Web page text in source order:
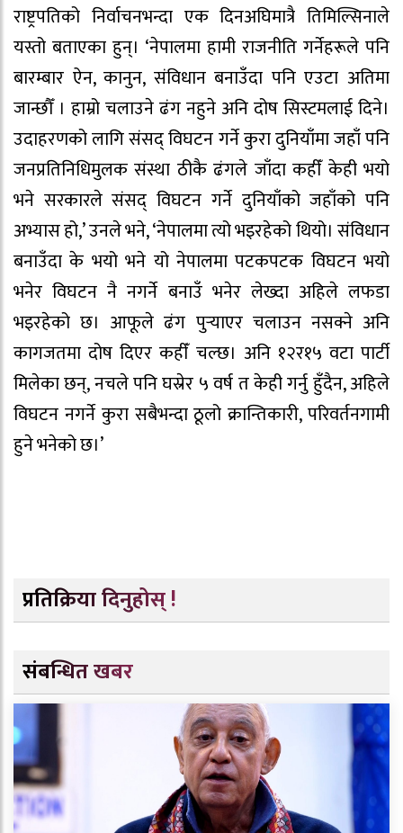
राष्ट्रपतिको निर्वाचनभन्दा एक दिनअघिमात्रै तिमिल्सिनाले
यस्तो बताएका हुन्। ‘नेपालमा हामी राजनीति गर्नेहरूले पनि
बारम्बार ऐन, कानुन, संविधान बनाउँदा पनि एउटा अतिमा
जान्छौँ । हाम्रो चलाउने ढंग नहुने अनि दोष सिस्टमलाई दिने।
उदाहरणको लागि संसद्‍ विघटन गर्ने कुरा दुनियाँमा जहाँ पनि
जनप्रतिनिधिमुलक संस्था ठीकै ढंगले जाँदा कहीँ केही भयो
भने सरकारले संसद्‍ विघटन गर्ने दुनियाँको जहाँको पनि
अभ्यास हो,’ उनले भने, ‘नेपालमा त्यो भइरहेको थियो। संविधान
बनाउँदा के भयो भने यो नेपालमा पटकपटक विघटन भयो
भनेर विघटन नै नगर्ने बनाउँ भनेर लेख्दा अहिले लफडा
भइरहेको छ। आफूले ढंग पुर्‍याएर चलाउन नसक्ने अनि
कागजतमा दोष दिएर कहीँ चल्छ। अनि १२र१५ वटा पार्टी
मिलेका छन्, नचले पनि घस्रेर ५ वर्ष त केही गर्नु हुँदैन, अहिले
विघटन नगर्ने कुरा सबैभन्दा ठूलो क्रान्तिकारी, परिवर्तनगामी
हुने भनेको छ।’
प्रतिक्रिया दिनुहोस् !
संबन्धित खबर